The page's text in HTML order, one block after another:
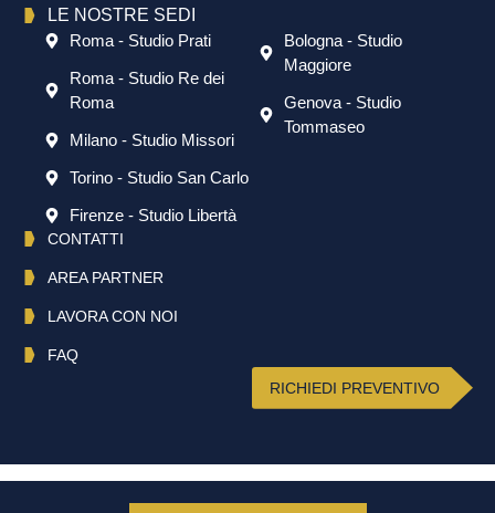
LE NOSTRE SEDI
Roma - Studio Prati
Roma - Studio Re dei
Roma
Milano - Studio Missori
Torino - Studio San Carlo
Firenze - Studio Libertà
Bologna - Studio
Maggiore
Genova - Studio
Tommaseo
CONTATTI
AREA PARTNER
LAVORA CON NOI
FAQ
RICHIEDI PREVENTIVO